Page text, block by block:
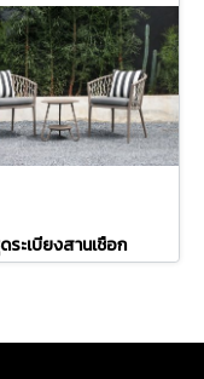
ระเบียงสานเชือก